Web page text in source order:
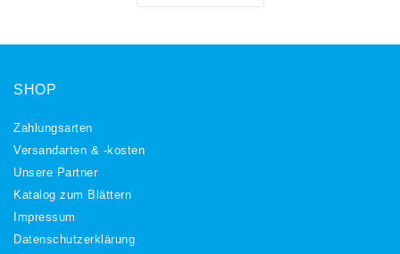
SHOP
Zahlungsarten
Versandarten & -kosten
Unsere Partner
Katalog zum Blättern
Impressum
Daten­schutz­erklärung